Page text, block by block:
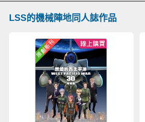
LSS的機械陣地同人誌作品